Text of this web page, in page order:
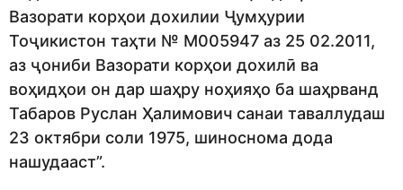
Вазорати корҳои дохилии Ҷумҳурии
Тоҷикистон таҳти № М005947 аз 25 02.2011,
аз ҷониби Вазорати корҳои дохилӣ ва
воҳидҳои он дар шаҳру ноҳияҳо ба шаҳрванд
Табаров Руслан Ҳалимович санаи таваллудаш
23 октябри соли 1975, шиноснома дода
нашудааст”.